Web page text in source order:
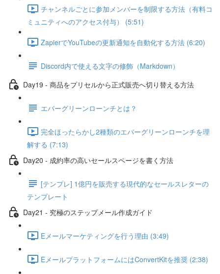
チャンネルごとに参加メンバーを制限する方法（有料コ
ミュニティへのアクセス付与） (5:51)
ZapierでYouTubeの更新通知を自動化する方法 (6:20)
Discord内で使える文字の修飾（Markdown）
Day19 - 商品をプリセルから正式販売へ切り替える方法
エバーグリーンローンチとは？
完全ほったらかし2種類のエバーグリーンローンチを理
解する (7:13)
Day20 - 成約率の高いセールスページを書く方法
[テンプレ] 1億円を販売する現代的なセールスレターの
テンプレート
Day21 - 究極のステップメール作成ガイド
Eメールマーケティングを行う理由 (3:49)
EメールプラットフォームにはConvertKitを推奨 (2:38)